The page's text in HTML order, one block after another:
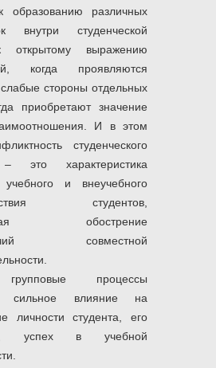
образованию различных
внутри студенческой
открытому выражению
когда проявляются
стороны отдельных
приобретают значение
И в этом
студенческого
это характеристика
учебного и внеучебного
студентов,
обострение
совместной
процессы
сильное влияние на
личности студента, его
успех в учебной